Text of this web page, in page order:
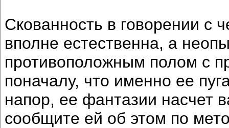
Скованность в говорении с
вполне естественна, а
противоположным полом с
поначалу, что именно ее
напор, ее фантазии насчет
сообщите ей об этом по